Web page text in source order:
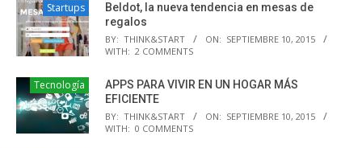
Startups
Beldot, la nueva tendencia en mesas de
regalos
BY: THINK&START ON: SEPTIEMBRE 10, 2015
WITH: 2 COMMENTS
Tecnología
APPS PARA VIVIR EN UN HOGAR MÁS
EFICIENTE
BY: THINK&START ON: SEPTIEMBRE 10, 2015
WITH: 0 COMMENTS